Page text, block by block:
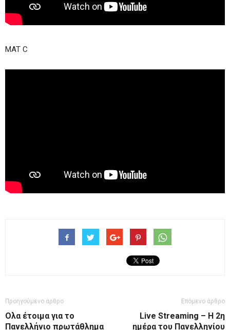
MAT C
Προηγούμενο άρθρο
Ολα έτοιμα για το
Πανελλήνιο πρωτάθλημα
Επόμενο άρθρο
Live Streaming – Η 2η
ημέρα του Πανελληνίου